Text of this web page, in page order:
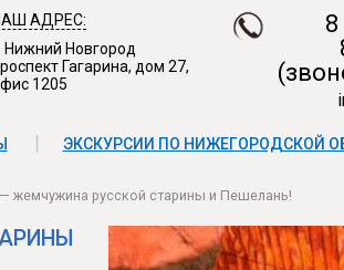
АДРЕС:
Нижний Новгород
Гагарина, дом 27,
1205
ЭКСКУРСИИ ПО НИЖЕГОРОДСКОЙ
жемчужина русской старины и Пешелань!